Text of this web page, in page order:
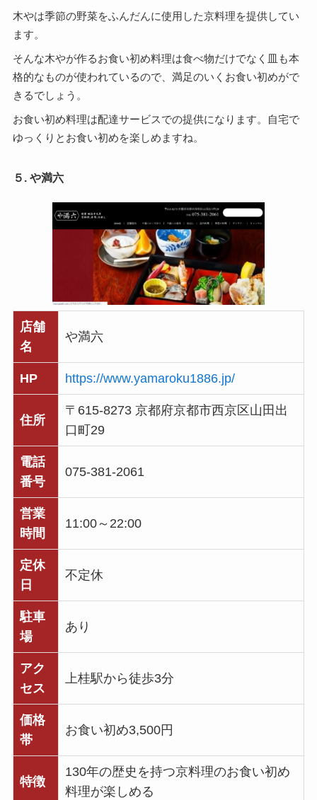
木やは季節の野菜をふんだんに使用した京料理を提供してい
ます。
そんな木やが作るお食い初め料理は食べ物だけでなく皿も本
格的なものが使われているので、満足のいくお食い初めがで
きるでしょう。
お食い初め料理は配達サービスでの提供になります。自宅で
ゆっくりとお食い初めを楽しめますね。
５. や満六
店舗
名
や満六
HP https://www.yamaroku1886.jp/
住所
〒615-8273 京都府京都市西京区山田出
口町29
電話
番号
075-381-2061
営業
時間
11:00～22:00
定休
日
不定休
駐車
場
あり
アク
セス
上桂駅から徒歩3分
価格
帯
お食い初め3,500円
特徴
130年の歴史を持つ京料理のお食い初め
料理が楽しめる